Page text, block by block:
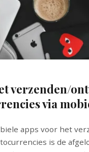
verzenden/
via
apps voor het
is de